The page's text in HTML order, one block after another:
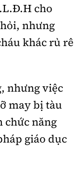
cho
nhưng
khác rủ rê
nhưng việc
may bị tàu
chức năng
giáo dục